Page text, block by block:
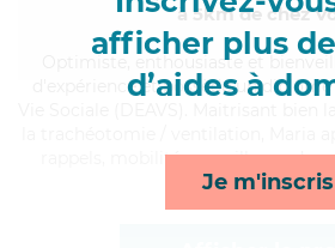
afficher plus
d’aides à
Je m'inscris
à 5km de chez
, enthousiaste et
d'expérience et possède un
rappels, mobilité, surveillance de